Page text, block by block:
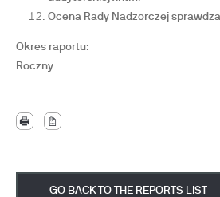
Ocena Rady Nadzorczej
Okres raportu:
Roczny
GO BACK TO THE REPORTS LIST